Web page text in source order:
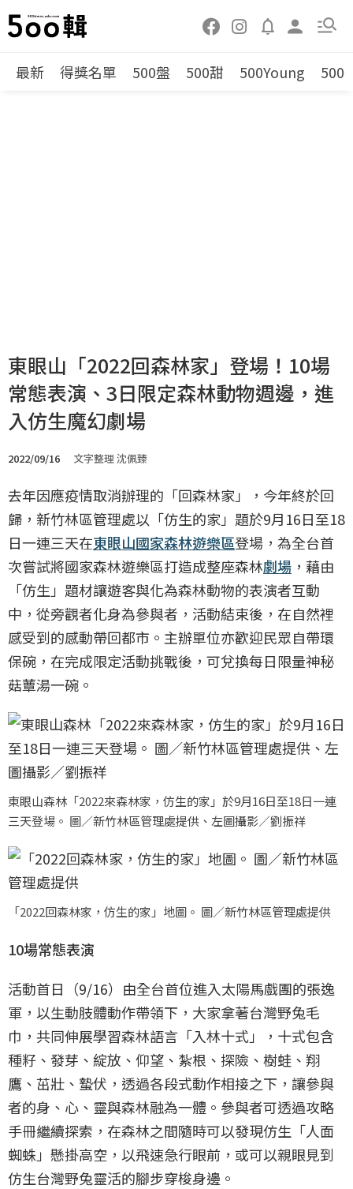
最新 得獎名單 500盤 500甜 500Young 500
東眼山「2022回森林家」登場！10場
常態表演、3日限定森林動物週邊，進
入仿生魔幻劇場
2022/09/16 文字整理 沈佩臻
去年因應疫情取消辦理的「回森林家」，今年終於回
歸，新竹林區管理處以「仿生的家」題於9月16日至18
日一連三天在東眼山國家森林遊樂區登場，為全台首
次嘗試將國家森林遊樂區打造成整座森林劇場 ，藉由
「仿生」題材讓遊客與化為森林動物的表演者互動
中，從旁觀者化身為參與者，活動結束後，在自然裡
感受到的感動帶回都市。主辦單位亦歡迎民眾自帶環
保碗，在完成限定活動挑戰後，可兌換每日限量神秘
菇蕈湯一碗。
東眼山森林「2022來森林家，仿生的家」於9月16日至18日一連
三天登場。 圖／新竹林區管理處提供、左圖攝影／劉振祥
「2022回森林家，仿生的家」地圖。 圖／新竹林區管理處提供
10場常態表演
活動首日（9/16）由全台首位進入太陽馬戲團的張逸
軍，以生動肢體動作帶領下，大家拿著台灣野兔毛
巾，共同伸展學習森林語言「入林十式」，十式包含
種籽、發芽、綻放、仰望、紮根、探險、樹蛙、翔
鷹、茁壯、蟄伏，透過各段式動作相接之下，讓參與
者的身、心、靈與森林融為一體。參與者可透過攻略
手冊繼續探索，在森林之間隨時可以發現仿生「人面
蜘蛛」懸掛高空，以飛速急行眼前，或可以親眼見到
仿生台灣野兔靈活的腳步穿梭身邊。